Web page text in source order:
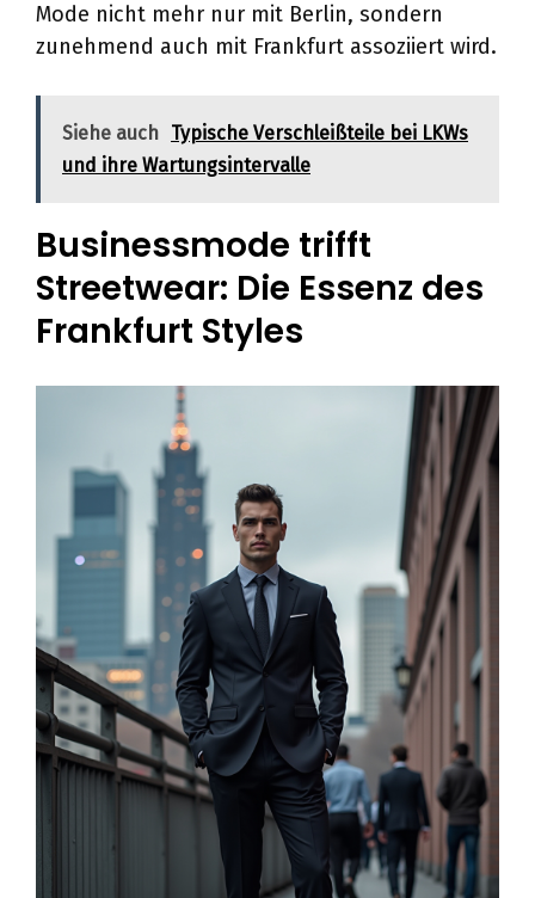
Mode nicht mehr nur mit Berlin, sondern
zunehmend auch mit Frankfurt assoziiert wird.
Siehe auch Typische Verschleißteile bei LKWs
und ihre Wartungsintervalle
Businessmode trifft
Streetwear: Die Essenz des
Frankfurt Styles